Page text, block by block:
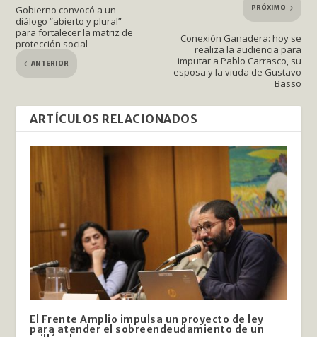
Gobierno convocó a un
diálogo “abierto y plural”
para fortalecer la matriz de
protección social
ANTERIOR
PRÓXIMO
Conexión Ganadera: hoy se
realiza la audiencia para
imputar a Pablo Carrasco, su
esposa y la viuda de Gustavo
Basso
ARTÍCULOS RELACIONADOS
El Frente Amplio impulsa un proyecto de ley
para atender el sobreendeudamiento de un